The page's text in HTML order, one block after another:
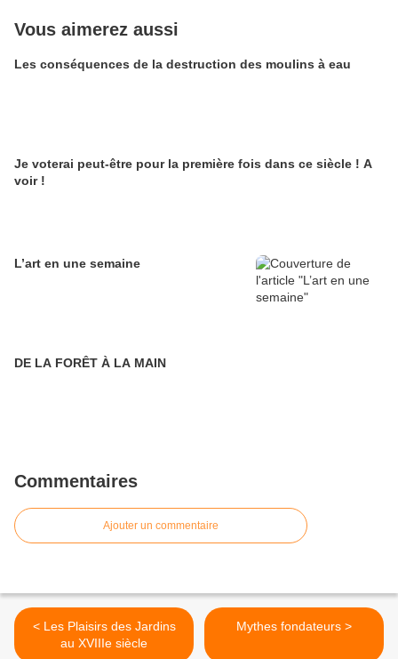
Vous aimerez aussi
Les conséquences de la destruction des moulins à eau
Je voterai peut-être pour la première fois dans ce siècle ! A
voir !
L’art en une semaine
DE LA FORÊT À LA MAIN
Commentaires
Ajouter un commentaire
< Les Plaisirs des Jardins
au XVIIIe siècle
Mythes fondateurs >